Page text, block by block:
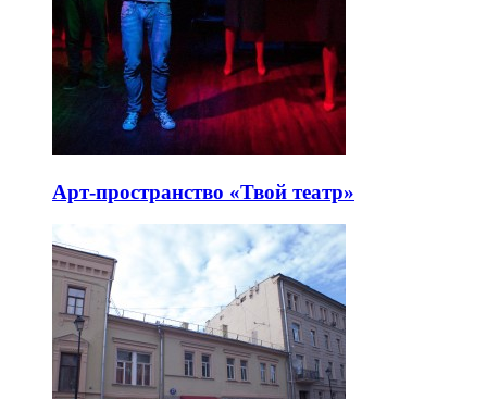
Арт-пространство «Твой театр»